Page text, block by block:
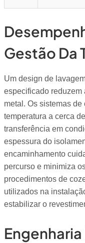
Gestão Da
Um design de
especificado reduzem
metal. Os sistemas
temperatura a cerca
transferência em
espessura do
encaminhamento
percurso e minimiza
procedimentos de
utilizados na
estabilizar o